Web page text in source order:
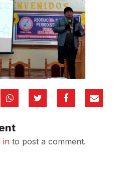
in to post a comment.